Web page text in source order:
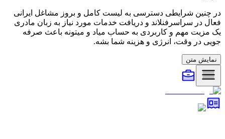
در چنین شرایطی دسترسی به لیست کامل و بروز مشاغل ایرانی
فعال در سراسر فنلاند و دریافت خدمات مورد نیاز به زبان مادری
یک مزیت مهم و کاربردی به حساب میاد و میتونه باعث صرفه
جویی در وقت، انرژی و هزینه شما بشه.
نمایش متن